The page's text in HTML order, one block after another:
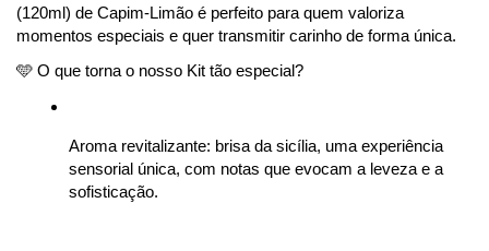
(120ml) de Capim-Limão é perfeito para quem valoriza
momentos especiais e quer transmitir carinho de forma única.
🩵 O que torna o nosso Kit tão especial?
Aroma revitalizante: brisa da sicília, uma experiência
sensorial única, com notas que evocam a leveza e a
sofisticação.